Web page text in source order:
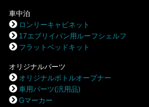
車中泊
ロンリーキャビネット
17エブリイバン用ルーフシェルフ
フラットベッドキット
オリジナルパーツ
オリジナルボトルオープナー
車用パーツ(汎用品)
Gマーカー